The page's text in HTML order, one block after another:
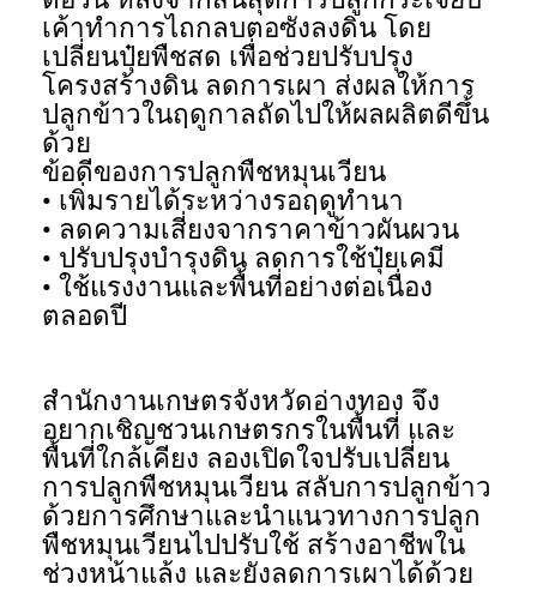
เค้าทำการไถกลบตอซังลงดิน โดย
เปลี่ยนปุ๋ยพืชสด เพื่อช่วยปรับปรุง
โครงสร้างดิน ลดการเผา ส่งผลให้การ
ปลูกข้าวในฤดูกาลถัดไปให้ผลผลิตดีขึ้น
ด้วย
ข้อดีของการปลูกพืชหมุนเวียน
• เพิ่มรายได้ระหว่างรอฤดูทำนา
• ลดความเสี่ยงจากราคาข้าวผันผวน
• ปรับปรุงบำรุงดิน ลดการใช้ปุ๋ยเคมี
• ใช้แรงงานและพื้นที่อย่างต่อเนื่อง
ตลอดปี
สำนักงานเกษตรจังหวัดอ่างทอง จึง
อยากเชิญชวนเกษตรกรในพื้นที่ และ
พื้นที่ใกล้เคียง ลองเปิดใจปรับเปลี่ยน
การปลูกพืชหมุนเวียน สลับการปลูกข้าว
ด้วยการศึกษาและนำแนวทางการปลูก
พืชหมุนเวียนไปปรับใช้ สร้างอาชีพใน
ช่วงหน้าแล้ง และยังลดการเผาได้ด้วย